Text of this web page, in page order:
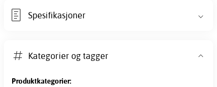
Spesifikasjoner
Kategorier og tagger
Produktkategorier: